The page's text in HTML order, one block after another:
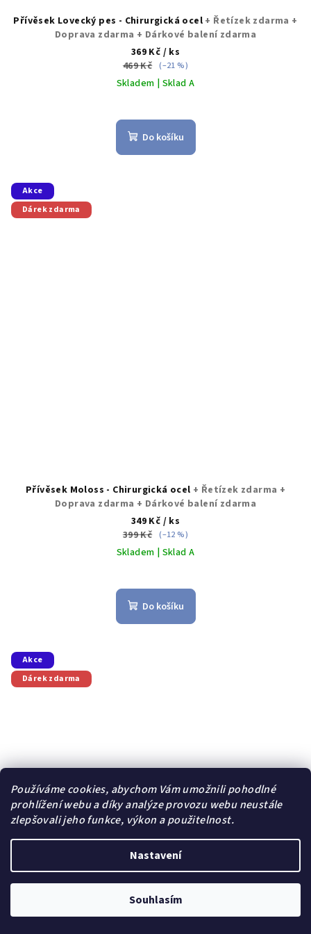
Používáme cookies, abychom Vám umožnili pohodlné
prohlížení webu a díky analýze provozu webu neustále
zlepšovali jeho funkce, výkon a použitelnost.
Nastavení
Souhlasím
Přívěsek Lovecký pes - Chirurgická ocel + Řetízek zdarma +
Doprava zdarma + Dárkové balení zdarma
369 Kč / ks
469 Kč (–21 %)
Skladem | Sklad A
Do košíku
Akce
Dárek zdarma
Přívěsek Moloss - Chirurgická ocel + Řetízek zdarma +
Doprava zdarma + Dárkové balení zdarma
349 Kč / ks
399 Kč (–12 %)
Skladem | Sklad A
hodnocení
produktu
Do košíku
Akce
Dárek zdarma